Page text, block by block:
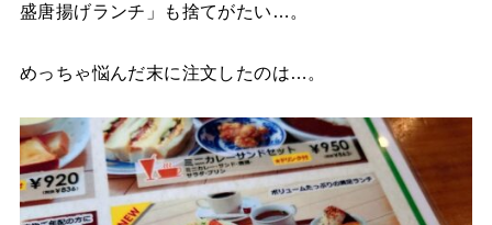
盛唐揚げランチ」も捨てがたい…。
めっちゃ悩んだ末に注文したのは…。